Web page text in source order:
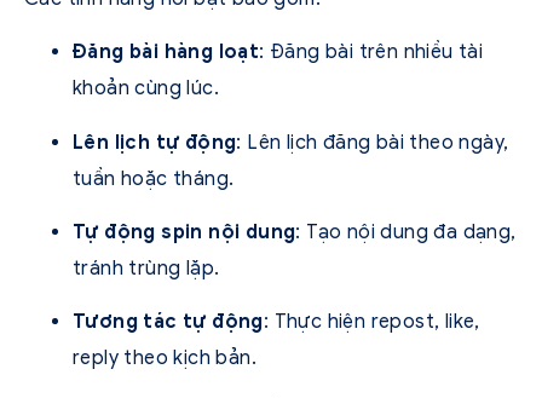
Đăng bài hàng loạt: Đăng bài trên nhiều tài
khoản cùng lúc.
Lên lịch tự động: Lên lịch đăng bài theo ngày,
tuần hoặc tháng.
Tự động spin nội dung: Tạo nội dung đa dạng,
tránh trùng lặp.
Tương tác tự động: Thực hiện repost, like,
reply theo kịch bản.